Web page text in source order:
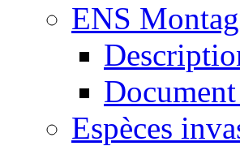
ENS
Espèces